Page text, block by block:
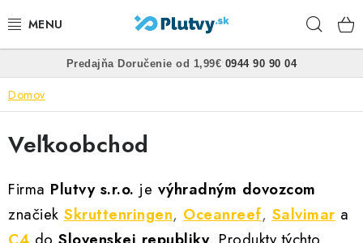
na
PLÁVANIE
ŠNORCHLOVANIE
FREEDIVING
SPEARFISHING
POTÁPANIE
Predajňa• Doručenie od 1,99€• 0944 90 90 04
Domov
Veľkoobchod
Firma Plutvy s.r.o. je výhradným dovozcom
značiek Skruttenringen, Oceanreef, Salvimar a